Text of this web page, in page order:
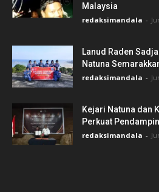
Malaysia
redaksimandala -
Lanud Raden
Natuna
redaksimandala -
Kejari Natuna dan
Perkuat
redaksimandala -